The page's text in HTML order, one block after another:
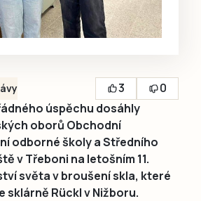
3
0
úspěchu dosáhly
oborů Obchodní
odborné školy a Středního
v Třeboni na letošním 11.
světa v broušení skla, které
sklárně Rückl v Nižboru.